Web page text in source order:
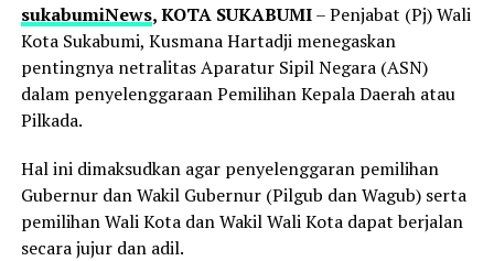
sukabumiNews, KOTA SUKABUMI– Penjabat (Pj) Wali
Kota Sukabumi, Kusmana Hartadji menegaskan
pentingnya netralitas Aparatur Sipil Negara (ASN)
dalam penyelenggaraan Pemilihan Kepala Daerah atau
Pilkada.
Hal ini dimaksudkan agar penyelenggaran pemilihan
Gubernur dan Wakil Gubernur (Pilgub dan Wagub) serta
pemilihan Wali Kota dan Wakil Wali Kota dapat berjalan
secara jujur dan adil.